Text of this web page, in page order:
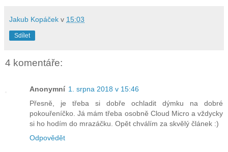
Jakub Kopáček v 15:03
Sdílet
4 komentáře:
Anonymní 1. srpna 2018 v 15:46
Přesně, je třeba si dobře ochladit dýmku na dobré
pokouřeníčko. Já mám třeba osobně Cloud Micro a vždycky
si ho hodím do mrazáčku. Opět chválím za skvělý článek :)
Odpovědět